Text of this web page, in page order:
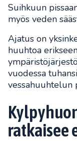
Suihkuun
myös veden
Ajatus on
huuhtoa
vuodessa
vessahuuhtelun
ratkaisee